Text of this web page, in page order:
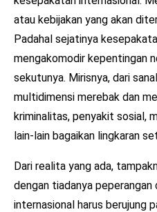
atau kebijakan yang akan
Padahal sejatinya
mengakomodir kepentingan
sekutunya. Mirisnya, dari
multidimensi merebak dan
kriminalitas, penyakit sosial,
lain-lain bagaikan lingkaran
Dari realita yang ada,
dengan tiadanya
internasional harus berujung